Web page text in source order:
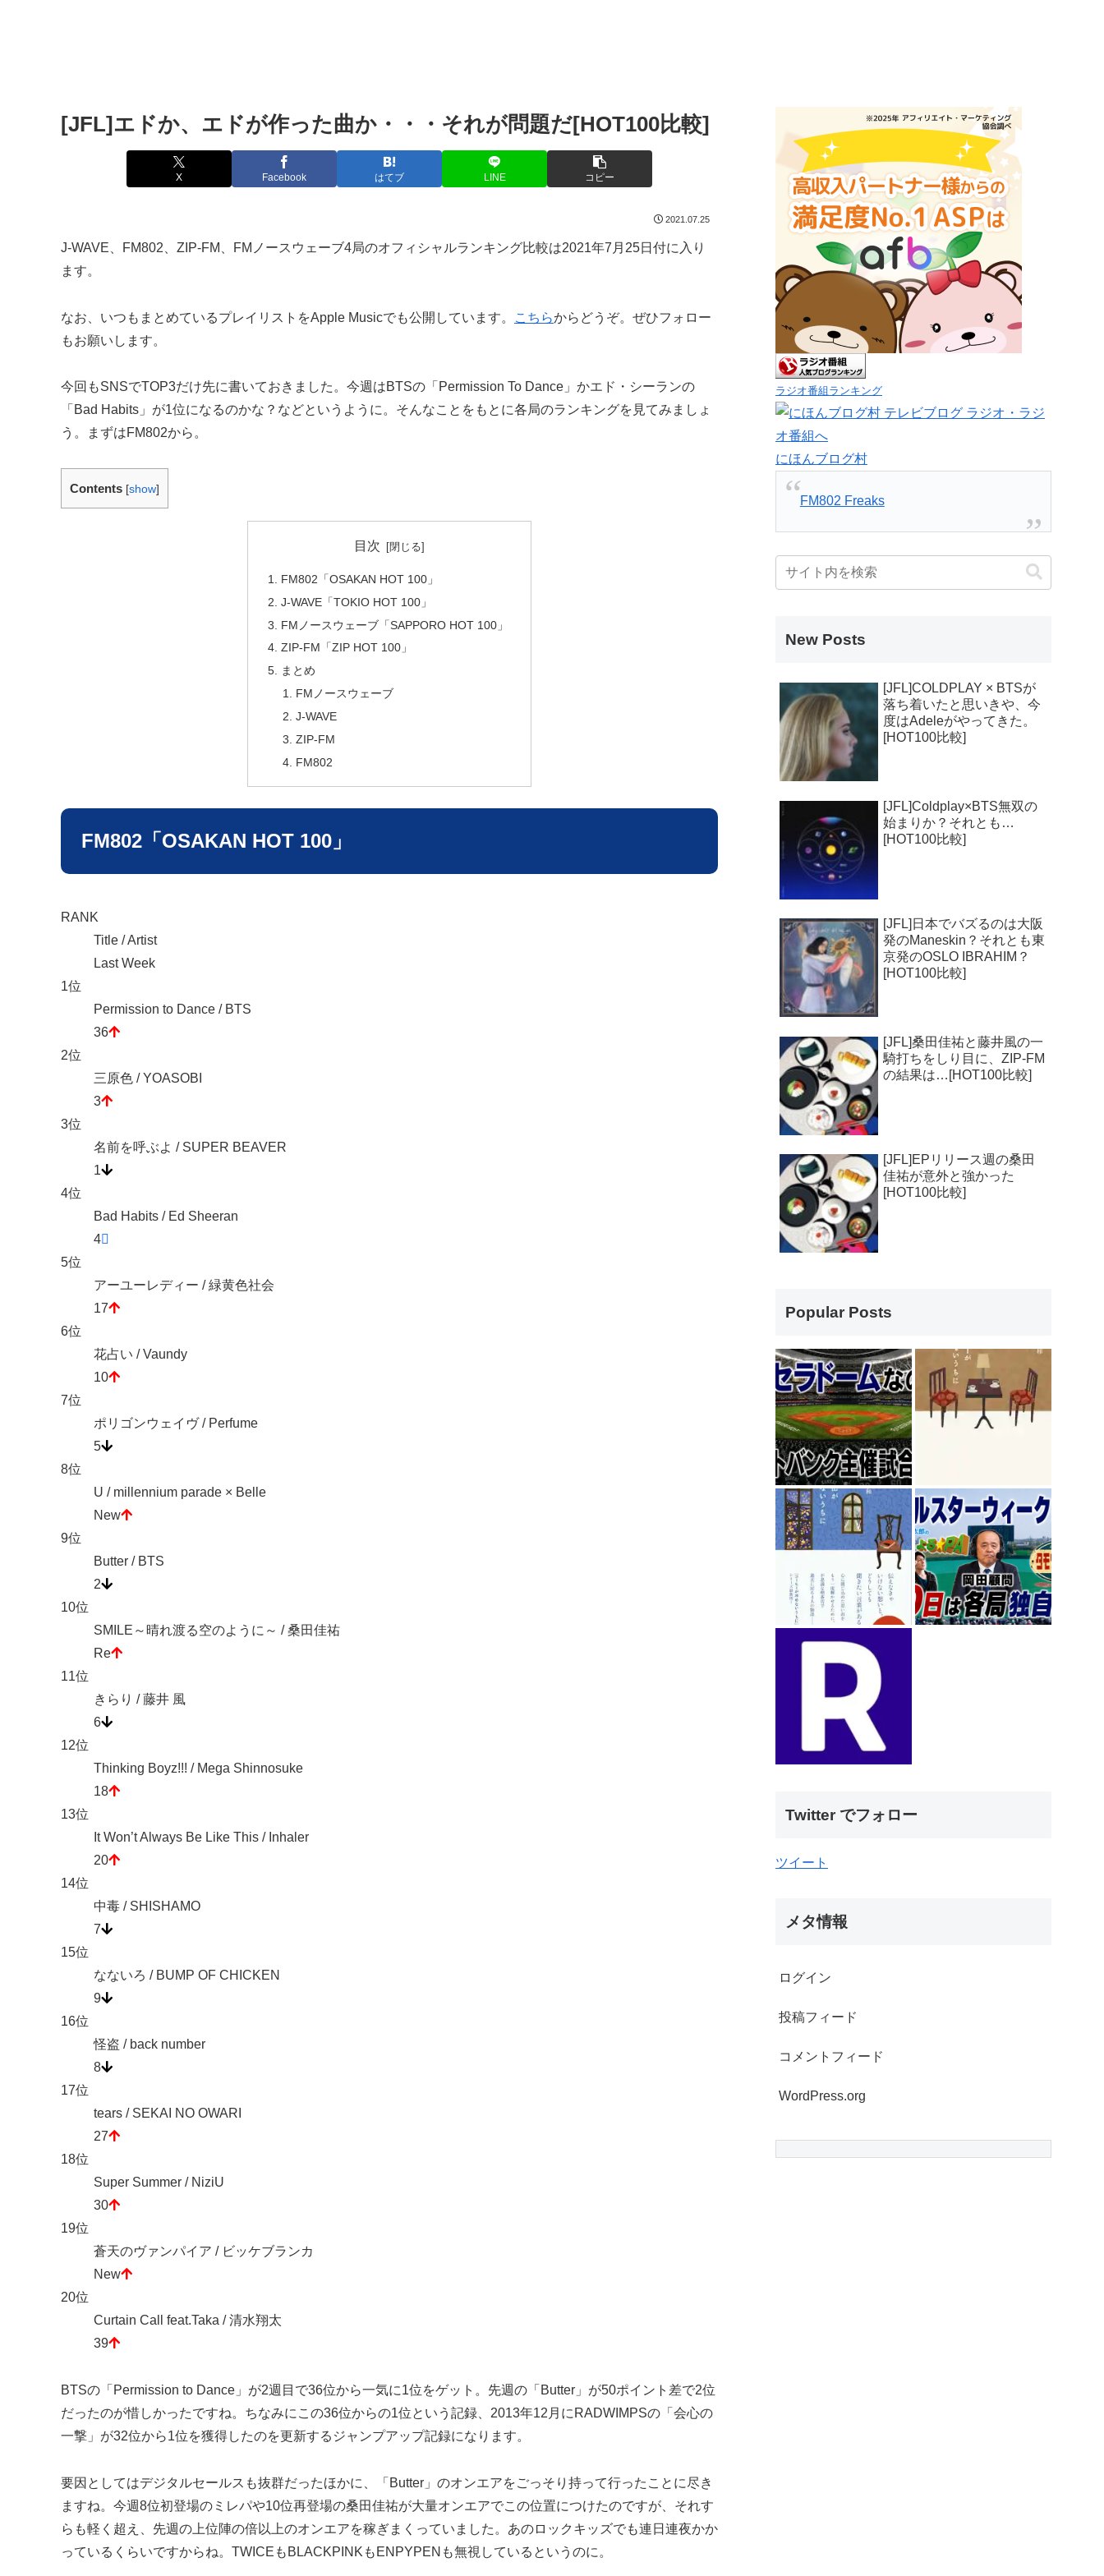
[JFL]エドか、エドが作った曲か・・・それが問題だ[HOT100比較]
X Facebook はてブ LINE コピー
2021.07.25
J-WAVE、FM802、ZIP-FM、FMノースウェーブ4局のオフィシャルランキング比較は2021年7月25日付に入り
ます。
なお、いつもまとめているプレイリストをApple Musicでも公開しています。 こちらからどうぞ。ぜひフォロー
もお願いします。
今回もSNSでTOP3だけ先に書いておきました。今週はBTSの「Permission To Dance」かエド・シーランの
「Bad Habits」が1位になるのかな？などというように。そんなことをもとに各局のランキングを見てみましょ
う。まずはFM802から。
Contents [show]
目次
FM802「OSAKAN HOT 100」
J-WAVE「TOKIO HOT 100」
FMノースウェーブ「SAPPORO HOT 100」
ZIP-FM「ZIP HOT 100」
まとめ
FMノースウェーブ
J-WAVE
ZIP-FM
FM802
FM802「OSAKAN HOT 100」
RANK
Title / Artist
Last Week
1位
Permission to Dance / BTS
36
2位
三原色 / YOASOBI
3
3位
名前を呼ぶよ / SUPER BEAVER
1
4位
Bad Habits / Ed Sheeran
4
5位
アーユーレディー / 緑黄色社会
17
6位
花占い / Vaundy
10
7位
ポリゴンウェイヴ / Perfume
5
8位
U / millennium parade × Belle
New
9位
Butter / BTS
2
10位
SMILE～晴れ渡る空のように～ / 桑田佳祐
Re
11位
きらり / 藤井 風
6
12位
Thinking Boyz!!! / Mega Shinnosuke
18
13位
It Won’t Always Be Like This / Inhaler
20
14位
中毒 / SHISHAMO
7
15位
なないろ / BUMP OF CHICKEN
9
16位
怪盗 / back number
8
17位
tears / SEKAI NO OWARI
27
18位
Super Summer / NiziU
30
19位
蒼天のヴァンパイア / ビッケブランカ
New
20位
Curtain Call feat.Taka / 清水翔太
39
BTSの「Permission to Dance」が2週目で36位から一気に1位をゲット。先週の「Butter」が50ポイント差で2位
だったのが惜しかったですね。ちなみにこの36位からの1位という記録、2013年12月にRADWIMPSの「会心の
一撃」が32位から1位を獲得したのを更新するジャンプアップ記録になります。
要因としてはデジタルセールスも抜群だったほかに、「Butter」のオンエアをごっそり持って行ったことに尽き
ますね。今週8位初登場のミレパや10位再登場の桑田佳祐が大量オンエアでこの位置につけたのですが、それす
らも軽く超え、先週の上位陣の倍以上のオンエアを稼ぎまくっていました。あのロックキッズでも連日連夜かか
っているくらいですからね。TWICEもBLACKPINKもENPYPENも無視しているというのに。
ラジオ番組ランキング
にほんブログ村
FM802 Freaks
New Posts
[JFL]COLDPLAY × BTSが
落ち着いたと思いきや、今
度はAdeleがやってきた。
[HOT100比較]
[JFL]Coldplay×BTS無双の
始まりか？それとも…
[HOT100比較]
[JFL]日本でバズるのは大阪
発のManeskin？それとも東
京発のOSLO IBRAHIM？
[HOT100比較]
[JFL]桑田佳祐と藤井風の一
騎打ちをしり目に、ZIP-FM
の結果は…[HOT100比較]
[JFL]EPリリース週の桑田
佳祐が意外と強かった
[HOT100比較]
Popular Posts
Twitter でフォロー
ツイート
メタ情報
ログイン
投稿フィード
コメントフィード
WordPress.org